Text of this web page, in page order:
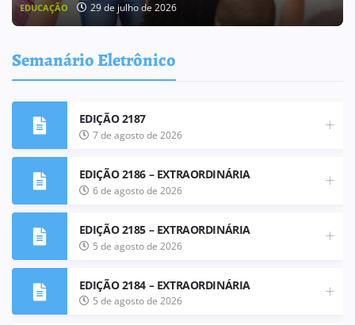
BOLETIM INFORMATIVO 25 de julho de 2026
Semanário Eletrônico
EDIÇÃO 2187
7 de agosto de 2026
EDIÇÃO 2186 – EXTRAORDINÁRIA
6 de agosto de 2026
EDIÇÃO 2185 – EXTRAORDINÁRIA
5 de agosto de 2026
EDIÇÃO 2184 – EXTRAORDINÁRIA
5 de agosto de 2026